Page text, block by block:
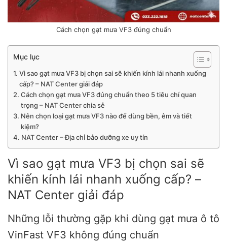
Cách chọn gạt mưa VF3 đúng chuẩn
Mục lục
Vì sao gạt mưa VF3 bị chọn sai sẽ khiến kính lái nhanh xuống
cấp? – NAT Center giải đáp
Cách chọn gạt mưa VF3 đúng chuẩn theo 5 tiêu chí quan
trọng – NAT Center chia sẻ
Nên chọn loại gạt mưa VF3 nào để dùng bền, êm và tiết
kiệm?
NAT Center – Địa chỉ bảo dưỡng xe uy tín
Vì sao gạt mưa VF3 bị chọn sai sẽ
khiến kính lái nhanh xuống cấp? –
NAT Center giải đáp
Những lỗi thường gặp khi dùng gạt mưa ô tô
VinFast VF3 không đúng chuẩn